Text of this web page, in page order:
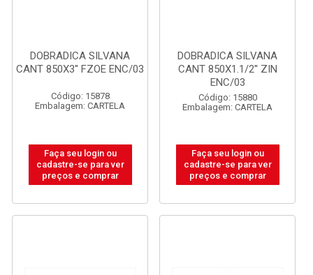
DOBRADICA SILVANA
CANT 850X3'' FZOE ENC/03
Código: 15878
Embalagem: CARTELA
Faça seu login ou
cadastre-se para ver
preços e comprar
DOBRADICA SILVANA
CANT 850X1.1/2'' ZIN
ENC/03
Código: 15880
Embalagem: CARTELA
Faça seu login ou
cadastre-se para ver
preços e comprar